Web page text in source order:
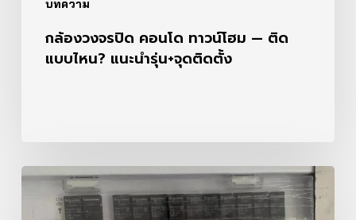
บทความ
กล้องวงจรปิด คอนโด ทาวน์โฮม — ติด
แบบไหน? แนะนำรุ่น+จุดติดตั้ง
ร้าน
วงจรปิด